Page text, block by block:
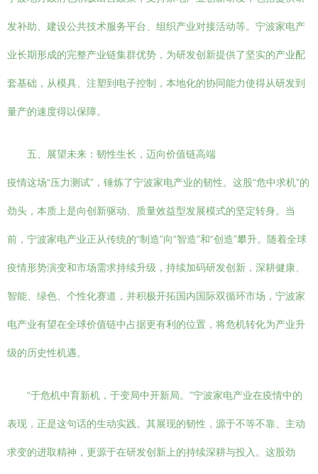
发补助、建设公共技术服务平台、组织产业对接活动等。宁波家电产
业长期形成的完整产业链集群优势，为研发创新提供了坚实的产业配
套基础，从模具、注塑到电子控制，本地化的协同能力使得从研发到
量产的速度得以保障。
五、展望未来：韧性生长，迈向价值链高端
疫情这场“压力测试”，锤炼了宁波家电产业的韧性。这股“危中求机”的
劲头，本质上是向创新驱动、质量效益型发展模式的坚定转身。当
前，宁波家电产业正从传统的“制造”向“智造”和“创造”攀升。随着全球
疫情形势演变和市场需求持续升级，持续加码研发创新，深耕健康、
智能、绿色、个性化赛道，并积极开拓国内国际双循环市场，宁波家
电产业有望在全球价值链中占据更有利的位置，将危机转化为产业升
级的历史性机遇。
“于危机中育新机，于变局中开新局。”宁波家电产业在疫情中的
表现，正是这句话的生动实践。其展现的韧性，源于不等不靠、主动
求变的进取精神，更源于在研发创新上的持续深耕与投入。这股劲